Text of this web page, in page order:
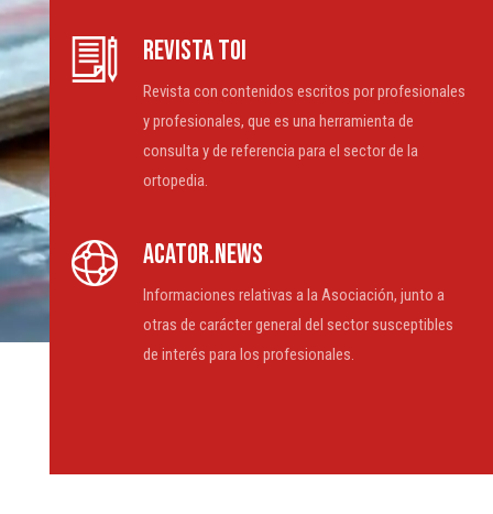
REVISTA TOI
Revista con contenidos escritos por profesionales
y profesionales, que es una herramienta de
consulta y de referencia para el sector de la
ortopedia.
ACATOR.NEWS
Informaciones relativas a la Asociación, junto a
otras de carácter general del sector susceptibles
de interés para los profesionales.